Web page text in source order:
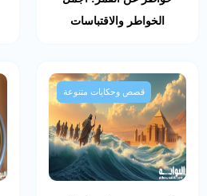
الخواطر والاقتباسات
قصص وحكايات متنوعة